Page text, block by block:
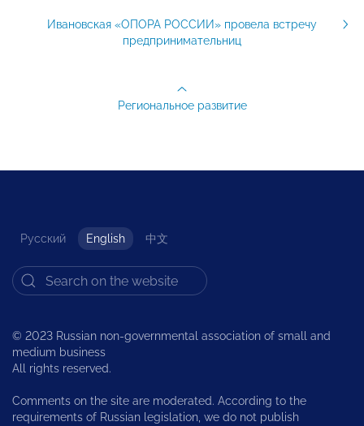
Ивановская «ОПОРА РОССИИ» провела встречу
предпринимательниц
Региональное развитие
Русский English 中文
© 2023 Russian non-governmental association of small and
medium business
All rights reserved.
Comments on the site are moderated. According to the
requirements of Russian legislation, we do not publish